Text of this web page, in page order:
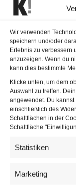
Wir verwenden
speichern und/oder
Erlebnis zu verbessern
anzuzeigen. Wenn du
kann dies bestimmte
Klicke unten, um dem
Auswahl zu treffen.
angewendet. Du
einschließlich des
Schaltflächen in der
Schaltfläche
Statistiken
Marketing
verwies auf die
Unbestätigte Kontakte